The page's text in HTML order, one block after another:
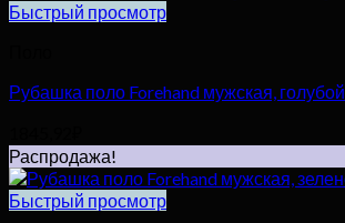
Быстрый просмотр
Рубашка поло Forehand мужская, голубой
Распродажа!
Быстрый просмотр